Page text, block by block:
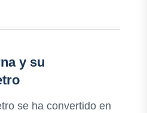
y su
se ha convertido en